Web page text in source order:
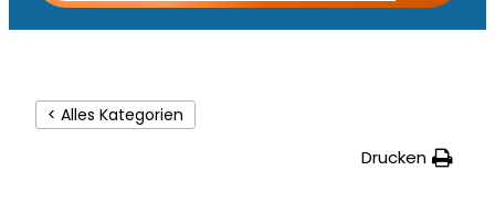
< Alles Kategorien
Drucken